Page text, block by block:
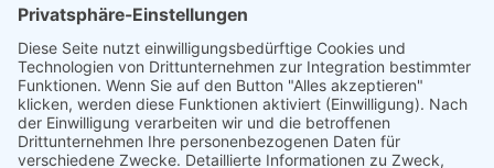
Herzlichen Dank für die Rückmeldung
Auf diesen Kommentar antworten
marc sagte: